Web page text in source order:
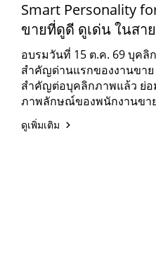
Smart Personality
ขายที่ดูดี ดูเด่น ในสา
อบรมวันที่ 15 ต.ค. 69 บุคลิ
สำคัญด่านแรกของงานขา
สำคัญต่อบุคลิกภาพแล้ว ย่อ
ภาพลักษณ์ของพนักงานขา
ดูเพิ่มเติม